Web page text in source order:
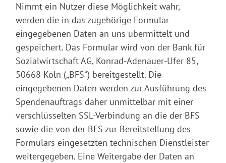
Nimmt ein Nutzer diese Möglichkeit wahr,
werden die in das zugehörige Formular
eingegebenen Daten an uns übermittelt und
gespeichert. Das Formular wird von der Bank für
Sozialwirtschaft AG, Konrad-Adenauer-Ufer 85,
50668 Köln („BFS“) bereitgestellt. Die
eingegebenen Daten werden zur Ausführung des
Spendenauftrags daher unmittelbar mit einer
verschlüsselten SSL-Verbindung an die der BFS
sowie die von der BFS zur Bereitstellung des
Formulars eingesetzten technischen Dienstleister
weitergegeben. Eine Weitergabe der Daten an